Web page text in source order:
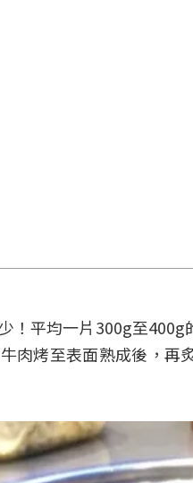
！平均一片300g至
肉烤至表面熟成後，